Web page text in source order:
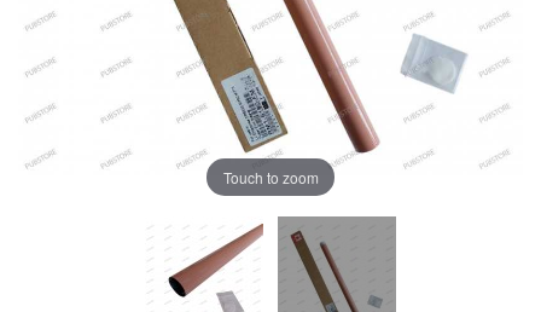
Touch to zoom